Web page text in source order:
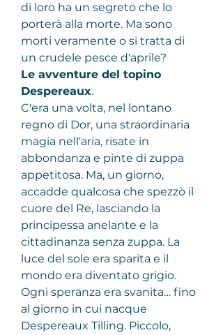
di loro ha un segreto che lo
porterà alla morte. Ma sono
morti veramente o si tratta di
un crudele pesce d'aprile?
Le avventure del topino
Despereaux.
C'era una volta, nel lontano
regno di Dor, una straordinaria
magia nell'aria, risate in
abbondanza e pinte di zuppa
appetitosa. Ma, un giorno,
accadde qualcosa che spezzò il
cuore del Re, lasciando la
principessa anelante e la
cittadinanza senza zuppa. La
luce del sole era sparita e il
mondo era diventato grigio.
Ogni speranza era svanita… fino
al giorno in cui nacque
Despereaux Tilling. Piccolo,